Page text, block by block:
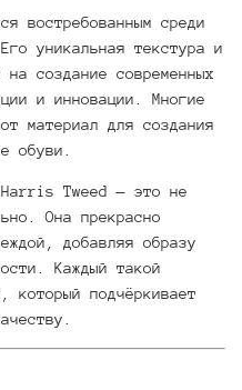
востребованным среди
уникальная текстура и
на создание современных
и инновации. Многие
материал для создания
обуви.
Harris Tweed — это не
Она прекрасно
добавляя образу
Каждый такой
который подчёркивает